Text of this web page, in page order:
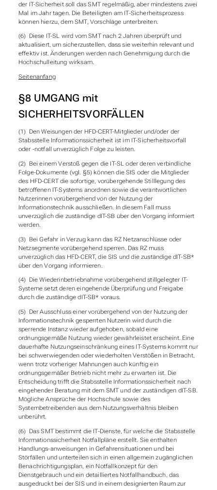
der IT-Sicherheit soll das SMT regelmäßig, aber mindestens zwei
Mal im Jahr tagen. Die Beteiligten am IT-Sicherheitsprozess
können hierzu, dem SMT, Vorschläge unterbreiten.
(6) Diese IT-SL wird vom SMT nach 2 Jahren überprüft und
aktualisiert, um sicherzustellen, dass sie weiterhin relevant und
effektiv ist. Änderungen werden nach Genehmigung durch die
Hochschulleitung wirksam.
Seitenanfang
§8 UMGANG mit
SICHERHEITSVORFÄLLEN
(1) Den Weisungen der HFD-CERT-Mitglieder und/oder der
Stabsstelle Informationssicherheit ist im IT-Sicherheitsvorfall
oder -notfall unverzüglich Folge zu leisten.
(2) Bei einem Verstoß gegen die IT-SL oder deren verbindliche
Folge-Dokumente (vgl. §5) können die SIS oder die Mitglieder
des HFD-CERT die sofortige, vorübergehende Stilllegung des
betroffenen IT-Systems anordnen sowie die verantwortlichen
Nutzerinnen vorübergehend von der Nutzung der
Informationstechnik ausschließen. In diesem Fall muss
unverzüglich die zuständige dIT-SB über den Vorgang informiert
werden.
(3) Bei Gefahr in Verzug kann das RZ Netzanschlüsse oder
Netzsegmente vorübergehend sperren. Das RZ muss
unverzüglich das HFD-CERT, die SIS und die zuständige dIT-SB*
über den Vorgang informieren.
(4) Die Wiederinbetriebnahme vorübergehend stillgelegter IT-
Systeme setzt deren eingehende Überprüfung und Freigabe
durch die zuständige dIT-SB* voraus.
(5) Der Ausschluss einer vorübergehend von der Nutzung der
Informationstechnik gesperrten Nutzerin wird durch die
sperrende Instanz wieder aufgehoben, sobald eine
ordnungsgemäße Nutzung wieder gewährleistet erscheint. Eine
dauerhafte Nutzungseinschränkung eines IT-Systems kommt nur
bei schwerwiegenden oder wiederholten Verstößen in Betracht,
wenn trotz vorheriger Mahnungen auch künftig ein
ordnungsgemäßer Betrieb nicht mehr zu erwarten ist. Die
Entscheidung trifft die Stabsstelle Informationssicherheit nach
eingehender Beratung mit dem SMT und der zuständigen dIT-SB.
Mögliche Ansprüche der Hochschule sowie des
Systembetreibenden aus dem Nutzungsverhältnis bleiben
unberührt.
(6) Das SMT bestimmt die IT-Dienste, für welche die Stabsstelle
Informationssicherheit Notfallpläne erstellt. Sie enthalten
Handlungs-anweisungen in Gefahrensituationen und bei
Störfällen und unterteilen sich in einen allgemein zugänglichen
Benachrichtigungsplan, ein Notfallkonzept für den
Dienstgebrauch und ein detailliertes Notfallhandbuch, das
ausgedruckt bei der SIS und in einem designierten Raum zur